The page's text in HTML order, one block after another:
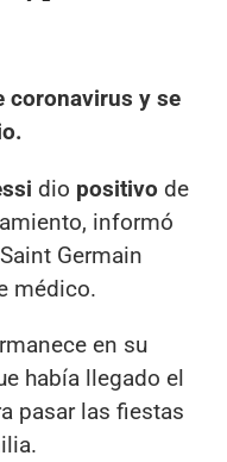
coronavirus y se
dio positivo de
informó
Germain
médico.
en su
había llegado el
pasar las fiestas